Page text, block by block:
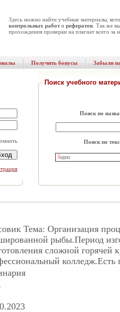
Здесь можно найти учебные материалы,
контрольных работи рефератов . Так же
прохождения проверки на плагиат всего за
Получить бонусы Забыли
Поиск учебного
Поиск по
Поиск по
Тема: Организация
рыбы.Период
сложной
колледж.Есть